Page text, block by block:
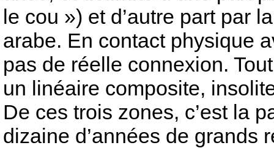
le cou ») et d’autre part par
arabe. En contact physique
pas de réelle connexion.
un linéaire composite,
De ces trois zones, c’est la
dizaine d’années de grands